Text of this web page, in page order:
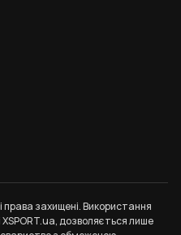
захищені. Використання
дозволяється лише